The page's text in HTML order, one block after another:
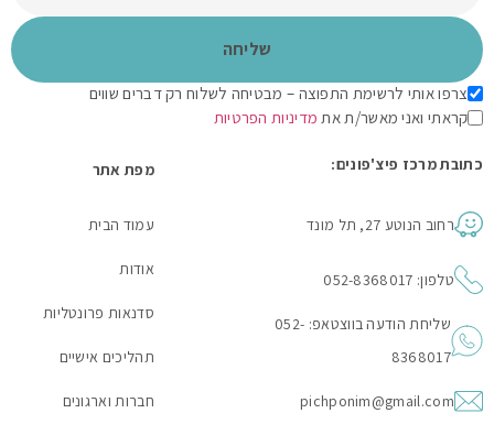
צרפו אותי לרשימת התפוצה – מבטיחה לשלוח רק דברים שווים
קראתי ואני מאשר/ת את מדיניות הפרטיות
כתובת מרכז פיצ'פונים:
רחוב הנוטע 27, תל מונד
טלפון: 052-8368017
שליחת הודעה בווצטאפ: 052-
8368017
pichponim@gmail.com
מפת אתר
עמוד הבית
אודות
סדנאות פרונטליות
תהליכים אישיים
חברות וארגונים